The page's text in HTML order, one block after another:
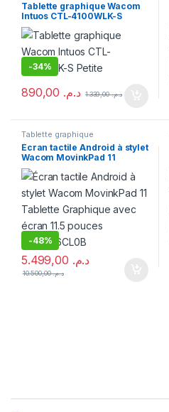
Tablette graphique Wacom
Intuos CTL-4100WLK-S
Petite
-34%
د.م. د.م.1.339,00
Tablette graphique
Écran tactile Android à stylet
Wacom MovinkPad 11
Tablette Graphique avec
écran 11.5 pouces
DTHA116CL0B
-48%
د.م.
د.م.10.500,00